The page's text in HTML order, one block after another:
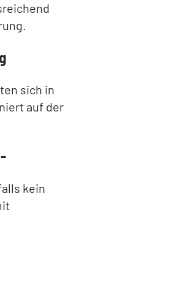
sich in
auf der
kein